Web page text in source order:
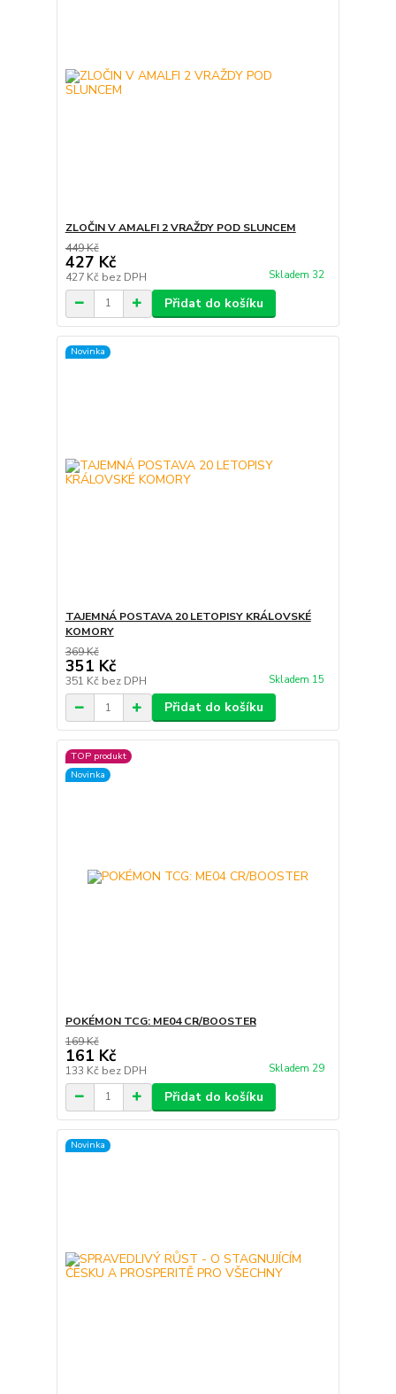
ZLOČIN V AMALFI 2 VRAŽDY POD SLUNCEM
449 Kč
427 Kč
427 Kč bez DPH Skladem 32
Přidat do košíku
Novinka
TAJEMNÁ POSTAVA 20 LETOPISY KRÁLOVSKÉ
KOMORY
369 Kč
351 Kč
351 Kč bez DPH Skladem 15
Přidat do košíku
TOP produkt
Novinka
POKÉMON TCG: ME04 CR/BOOSTER
169 Kč
161 Kč
133 Kč bez DPH Skladem 29
Přidat do košíku
Novinka